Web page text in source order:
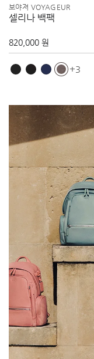
보야져 VOYAGEUR
셀리나 백팩
820,000 원
3